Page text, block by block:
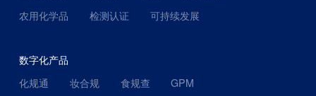
农用化学品
检测认证 可持续发展
数字化产品
化规通
妆合规 食规查
GPM